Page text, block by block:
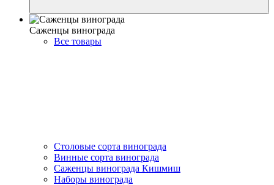
Саженцы винограда
Все товары
Столовые сорта винограда
Винные сорта винограда
Саженцы винограда Кишмиш
Наборы винограда